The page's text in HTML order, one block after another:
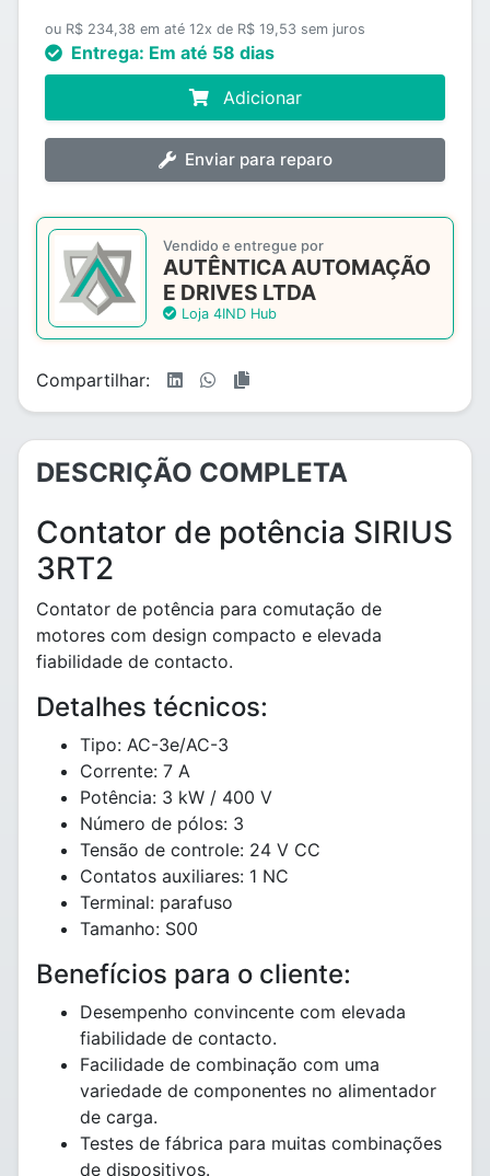
ou R$ 234,38 em até 12x de R$ 19,53 sem juros
Entrega: Em até 58 dias
Adicionar
Enviar para reparo
Vendido e entregue por
AUTÊNTICA AUTOMAÇÃO
E DRIVES LTDA
Loja 4IND Hub
Compartilhar:
DESCRIÇÃO COMPLETA
Contator de potência SIRIUS
3RT2
Contator de potência para comutação de
motores com design compacto e elevada
fiabilidade de contacto.
Detalhes técnicos:
Tipo: AC-3e/AC-3
Corrente: 7 A
Potência: 3 kW / 400 V
Número de pólos: 3
Tensão de controle: 24 V CC
Contatos auxiliares: 1 NC
Terminal: parafuso
Tamanho: S00
Benefícios para o cliente:
Desempenho convincente com elevada
fiabilidade de contacto.
Facilidade de combinação com uma
variedade de componentes no alimentador
de carga.
Testes de fábrica para muitas combinações
de dispositivos.